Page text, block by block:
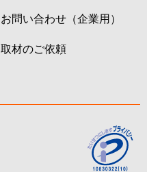
お問い合わせ（企業用）
取材のご依頼